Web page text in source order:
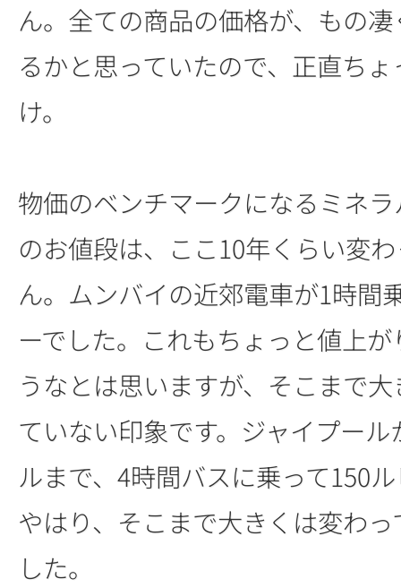
ん。全ての商品の価格が、もの
るかと思っていたので、正直ち
け。
物価のベンチマークになるミネ
のお値段は、ここ10年くらい変
ん。ムンバイの近郊電車が1時間
ーでした。これもちょっと値上
うなとは思いますが、そこまで
ていない印象です。ジャイプー
ルまで、4時間バスに乗って150
やはり、そこまで大きくは変わ
した。